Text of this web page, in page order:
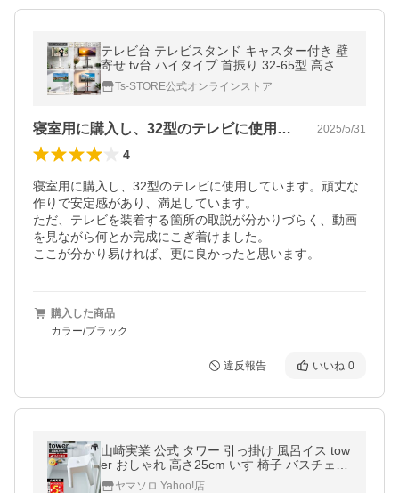
テレビ台 テレビスタンド キャスター付き 壁
寄せ tv台 ハイタイプ 首振り 32-65型 高さ調
整 首振り 業務用 ホワイト白 黒 ブラック ブ
ラウン PETOOP 爆買
Ts-STORE公式オンラインストア
寝室用に購入し、32型のテレビに使用し… 2025/5/31
4
寝室用に購入し、32型のテレビに使用しています。頑丈な
作りで安定感があり、満足しています。
ただ、テレビを装着する箇所の取説が分かりづらく、動画
を見ながら何とか完成にこぎ着けました。
ここが分かり易ければ、更に良かったと思います。
購入した商品
カラー/ブラック
違反報告 いいね 0
山崎実業 公式 タワー 引っ掛け 風呂イス tow
er おしゃれ 高さ25cm いす 椅子 バスチェア
滑り止め 浮かせる収納 軽量 フック 5383 53
ヤマソロ Yahoo!店